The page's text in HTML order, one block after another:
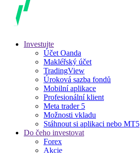
Investujte
Účet Oanda
Makléřský účet
TradingView
Úroková sazba fondů
Mobilní aplikace
Profesionální klient
Meta trader 5
Možnosti vkladu
Stáhnout si aplikaci nebo MT5
Do čeho investovat
Forex
Akcie